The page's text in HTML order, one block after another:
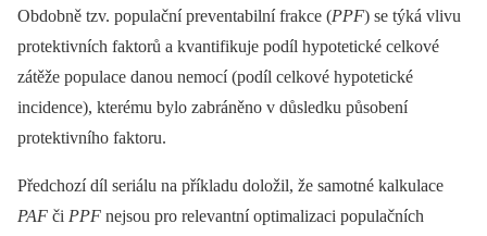
Obdobně tzv. populační preventabilní frakce (PPF) se týká vlivu
protektivních faktorů a kvantifikuje podíl hypotetické celkové
zátěže populace danou nemocí (podíl celkové hypotetické
incidence), kterému bylo zabráněno v důsledku působení
protektivního faktoru.
Předchozí díl seriálu na příkladu doložil, že samotné kalkulace
PAF či PPF nejsou pro relevantní optimalizaci populačních